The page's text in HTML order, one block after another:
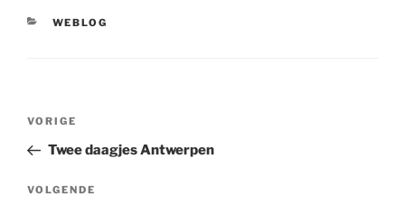
CATEGORIEËN
WEBLOG
Bericht
Vorig
bericht
VORIGE
Twee daagjes Antwerpen
Volgend
VOLGENDE